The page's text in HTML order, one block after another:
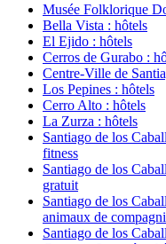
Musée Folklorique
Bella Vista : hôtels
El Ejido : hôtels
Cerros de Gurabo :
Centre-Ville de
Los Pepines : hôtels
Cerro Alto : hôtels
La Zurza : hôtels
Santiago de los
fitness
Santiago de los
gratuit
Santiago de los
animaux de
Santiago de los